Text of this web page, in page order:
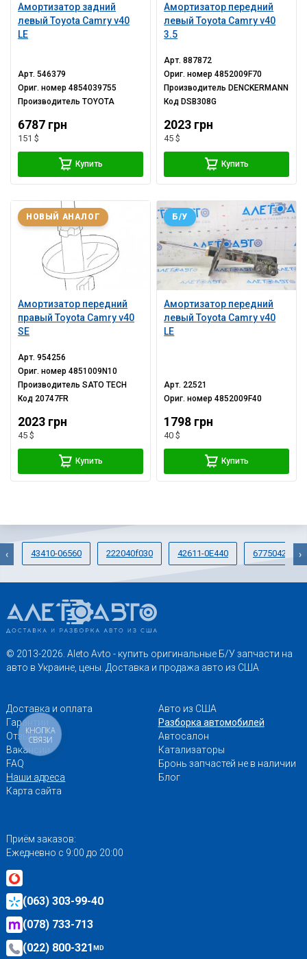
Амортизатор задний
левый Toyota Camry v40
LE
Арт.546379
Ориг. номер4854039755
ПроизводительTOYOTA
6787 грн
151 $
Купить
Амортизатор передний
левый Toyota Camry v40
3.5
Арт.887872
Ориг. номер4852009F70
Производитель DENCKERMANN
Код DSB308G
2023 грн
45 $
Купить
Амортизатор передний
правый Toyota Camry v40
SE
НОВЫЙ АНАЛОГ
Арт.954256
Ориг. номер4851009N10
ПроизводительSATO TECH
Код 20747FR
2023 грн
45 $
Купить
Амортизатор передний
левый Toyota Camry v40
LE
Б/У
Арт. 22521
Ориг. номер4852009F40
1798 грн
40 $
Купить
43410-06560 222040f030 42611-0E440
‹ ›
© 2013-2026. Aleto Avto - купить оригинальные Б/У запчасти на
авто в Украине, цены. Доставка и продажа авто из США
Доставка и оплата
Гарантии
Отзывы
Вакансии
FAQ
Наши адреса
Карта сайта
Авто из США
Разборка автомобилей
Автосалон
Катализаторы
Бронь запчастей не в наличии
Блог
Приём заказов:
Ежедневно с 9:00 до 20:00
(063) 303-99-40
(078) 733-713
(022) 800-321MD
КНОПКА
СВЯЗИ